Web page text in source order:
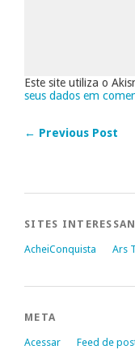
Este site utiliza o
seus dados em
← Previous Post
SITES
AcheiConquista Ars
META
Acessar Feed de